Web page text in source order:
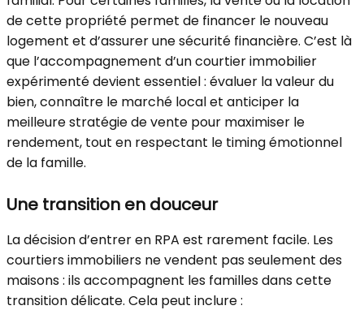
de cette propriété permet de financer le nouveau
logement et d’assurer une sécurité financière. C’est là
que l’accompagnement d’un courtier immobilier
expérimenté devient essentiel : évaluer la valeur du
bien, connaître le marché local et anticiper la
meilleure stratégie de vente pour maximiser le
rendement, tout en respectant le timing émotionnel
de la famille.
Une transition en douceur
La décision d’entrer en RPA est rarement facile. Les
courtiers immobiliers ne vendent pas seulement des
maisons : ils accompagnent les familles dans cette
transition délicate. Cela peut inclure :